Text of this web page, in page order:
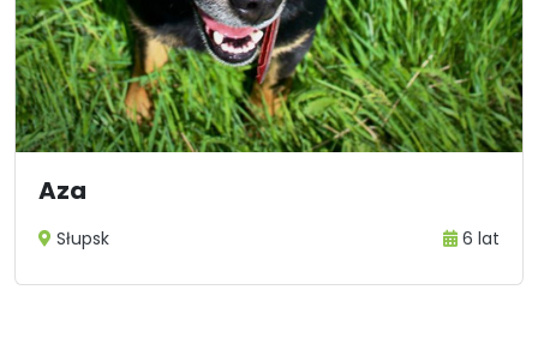
Aza
Słupsk 6 lat